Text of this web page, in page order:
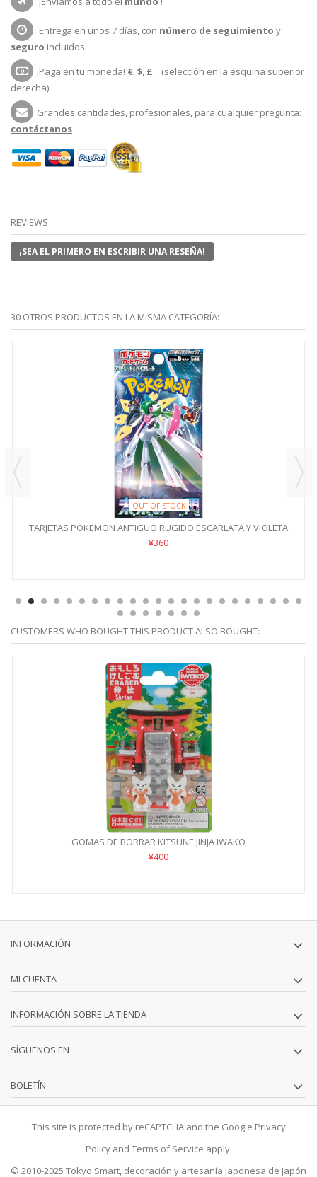
Entrega en unos 7 días, con número de seguimiento y
seguro incluidos.
¡Paga en tu moneda! €,$, £... (selección en la esquina superior
derecha)
Grandes cantidades, profesionales, para cualquier pregunta:
contáctanos
REVIEWS
¡SEA EL PRIMERO EN ESCRIBIR UNA RESEÑA!
30 OTROS PRODUCTOS EN LA MISMA CATEGORÍA:
OUT OF STOCK
TARJETAS POKEMON ANTIGUO RUGIDO ESCARLATA Y VIOLETA
SV4K
¥360
CUSTOMERS WHO BOUGHT THIS PRODUCT ALSO BOUGHT:
GOMAS DE BORRAR KITSUNE JINJA IWAKO
¥400
INFORMACIÓN
MI CUENTA
INFORMACIÓN SOBRE LA TIENDA
SÍGUENOS EN
BOLETÍN
This site is protected by reCAPTCHA and the Google Privacy
Policyand Terms of Service apply.
© 2010-2025 Tokyo Smart, decoración y artesanía japonesa de Japón